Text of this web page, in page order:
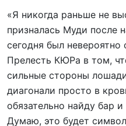
«Я никогда раньше не
призналась Муди после
сегодня был невероятно
Прелесть КЮРа в том,
сильные стороны
диагонали просто в
обязательно найду бар
Думаю, это будет